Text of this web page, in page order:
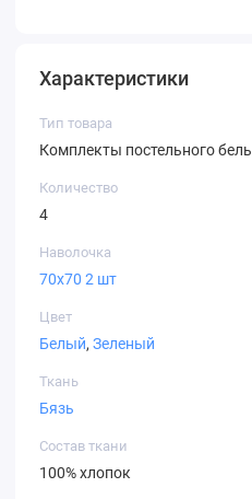
Характеристики
Тип товара
Комплекты постельного
Количество
4
Наволочка
70х70 2 шт
Цвет
Белый, Зеленый
Ткань
Бязь
Состав ткани
100% хлопок